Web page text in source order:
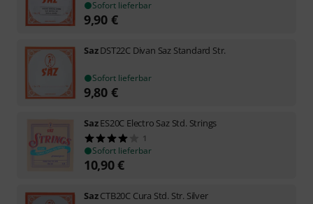
Sofort lieferbar
9,90 €
SazDST22C Divan Saz Standard Str.
Sofort lieferbar
9,80 €
SazES20C Electro Saz Std. Strings
1
Sofort lieferbar
10,90€
SazCTB20C Cura Std. Str. Silver